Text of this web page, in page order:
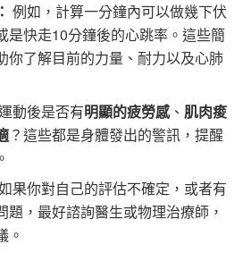
例如，計算一分鐘內可以做幾下伏
是快走10分鐘後的心跳率。這些簡
你了解目前的力量、耐力以及心肺
動後是否有明顯的疲勞感、肌肉痠
？這些都是身體發出的警訊，提醒
果你對自己的評估不確定，或者有
題，最好諮詢醫生或物理治療師，
。